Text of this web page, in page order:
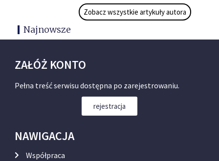
Zobacz wszystkie artykuły autora
Najnowsze
ZAŁÓŻ KONTO
Pełna treść serwisu dostępna po zarejestrowaniu.
rejestracja
NAWIGACJA
Współpraca